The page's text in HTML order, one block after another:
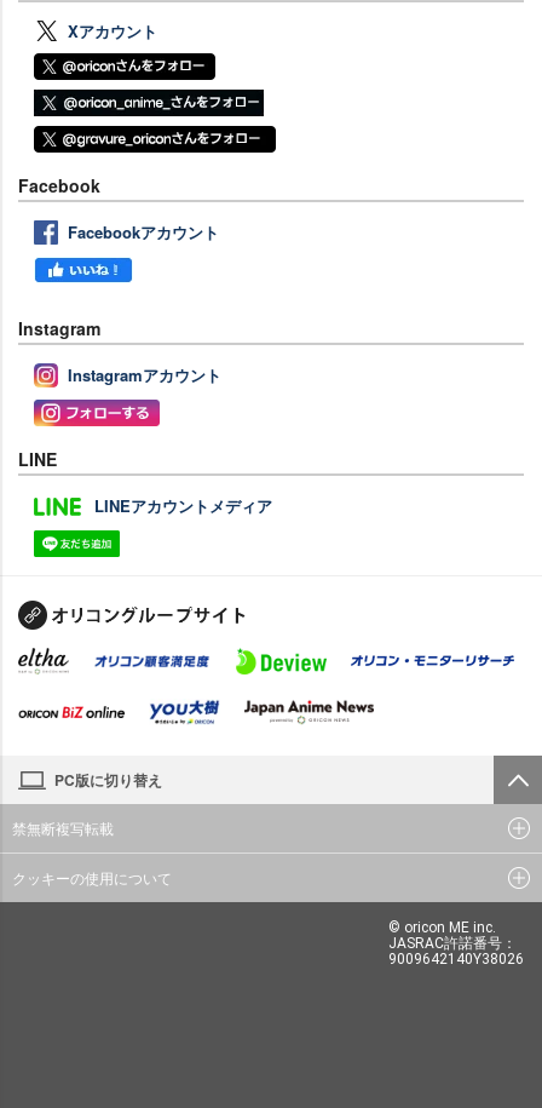
Xアカウント
Facebook
Facebookアカウント
Instagram
Instagramアカウント
LINE
LINEアカウントメディア
PC版に切り替え
禁無断複写転載
クッキーの使用について
© oricon ME inc.
JASRAC許諾番号：
9009642140Y38026